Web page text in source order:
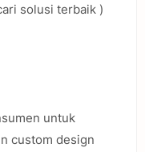
solusi terbaik )
untuk
custom design